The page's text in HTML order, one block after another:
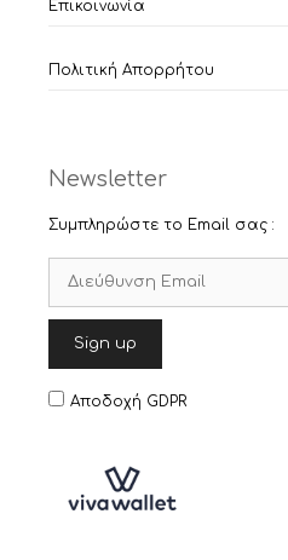
Επικοινωνία
Πολιτική Απορρήτου
Newsletter
Συμπληρώστε το Email σας :
Αποδοχή GDPR